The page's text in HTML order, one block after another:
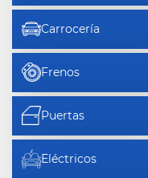
Carrocería
Frenos
Puertas
Eléctricos